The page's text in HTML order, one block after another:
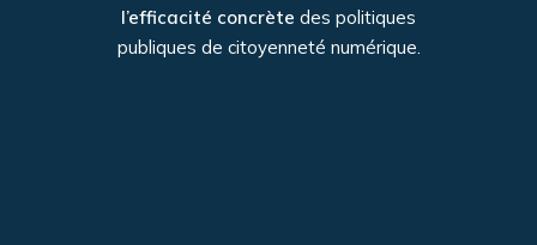
l’efficacité concrète des politiques
publiques de citoyenneté numérique.